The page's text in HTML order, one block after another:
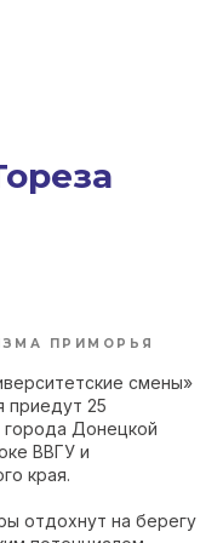
ПРИМОРЬЯ
смены»
приедут 25
города Донецкой
ВВГУ и
края.
отдохнут на берегу